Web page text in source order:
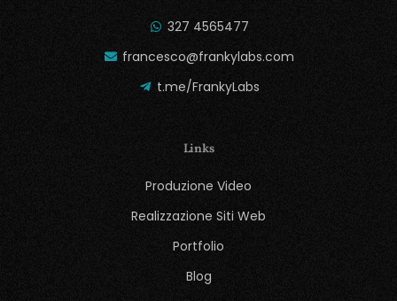
327 4565477
francesco@frankylabs.com
t.me/FrankyLabs
Links
Produzione Video
Realizzazione Siti Web
Portfolio
Blog